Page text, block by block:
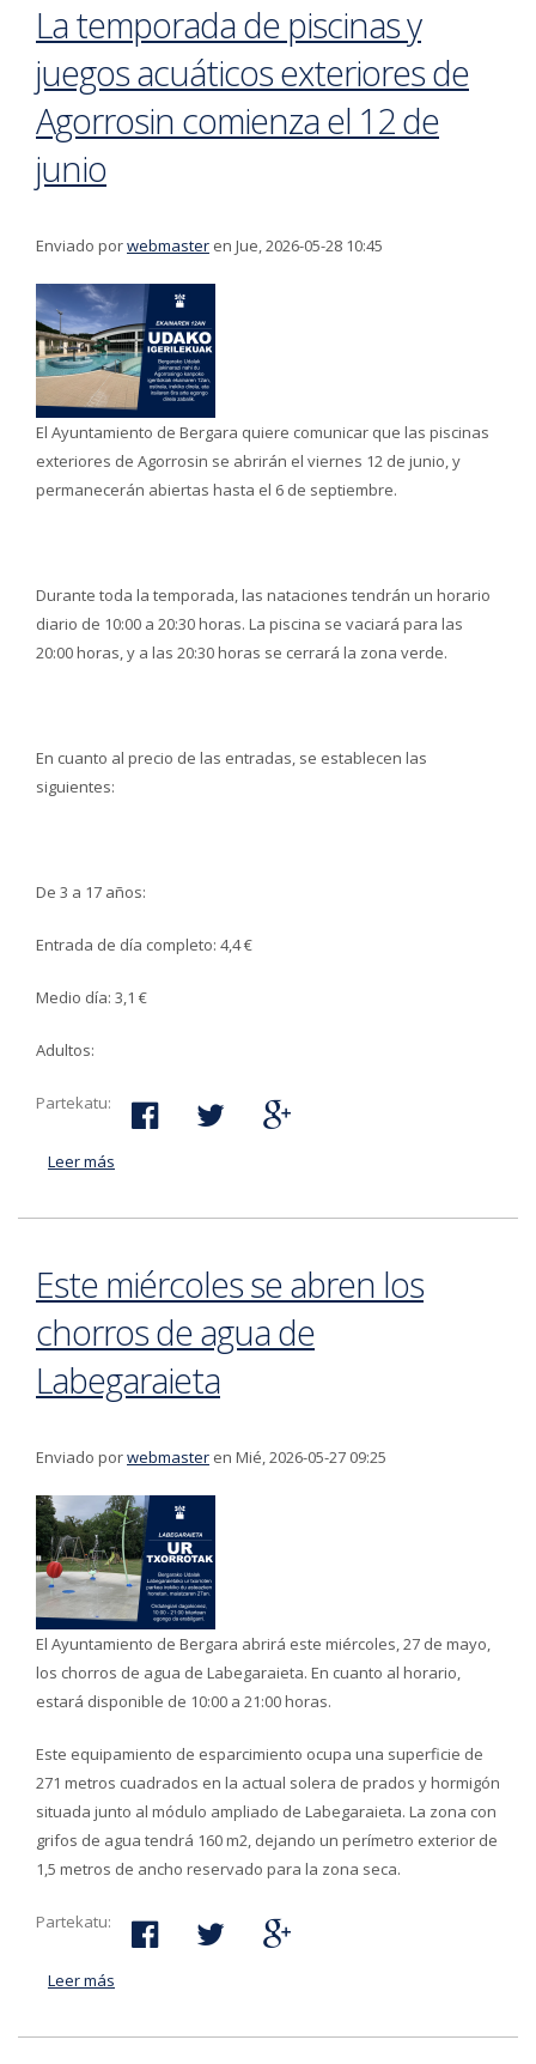
La temporada de piscinas y
juegos acuáticos exteriores de
Agorrosin comienza el 12 de
junio
Enviado porwebmaster en Jue, 2026-05-28 10:45
El Ayuntamiento de Bergara quiere comunicar que las piscinas
exteriores de Agorrosin se abrirán el viernes 12 de junio, y
permanecerán abiertas hasta el 6 de septiembre.
Durante toda la temporada, las nataciones tendrán un horario
diario de 10:00 a 20:30 horas. La piscina se vaciará para las
20:00 horas, y a las 20:30 horas se cerrará la zona verde.
En cuanto al precio de las entradas, se establecen las
siguientes:
De 3 a 17 años:
Entrada de día completo: 4,4 €
Medio día: 3,1 €
Adultos:
Partekatu:
Leer más
Este miércoles se abren los
chorros de agua de
Labegaraieta
Enviado porwebmaster en Mié, 2026-05-27 09:25
El Ayuntamiento de Bergara abrirá este miércoles, 27 de mayo,
los chorros de agua de Labegaraieta. En cuanto al horario,
estará disponible de 10:00 a 21:00 horas.
Este equipamiento de esparcimiento ocupa una superficie de
271 metros cuadrados en la actual solera de prados y hormigón
situada junto al módulo ampliado de Labegaraieta. La zona con
grifos de agua tendrá 160 m2, dejando un perímetro exterior de
1,5 metros de ancho reservado para la zona seca.
Partekatu:
Leer más